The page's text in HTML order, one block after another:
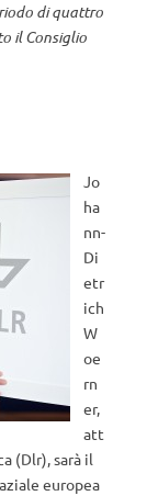
di quattro
il Consiglio
Jo
ha
nn-
Di
etr
ich
W
oe
rn
er,
att
(Dlr), sarà il
europea